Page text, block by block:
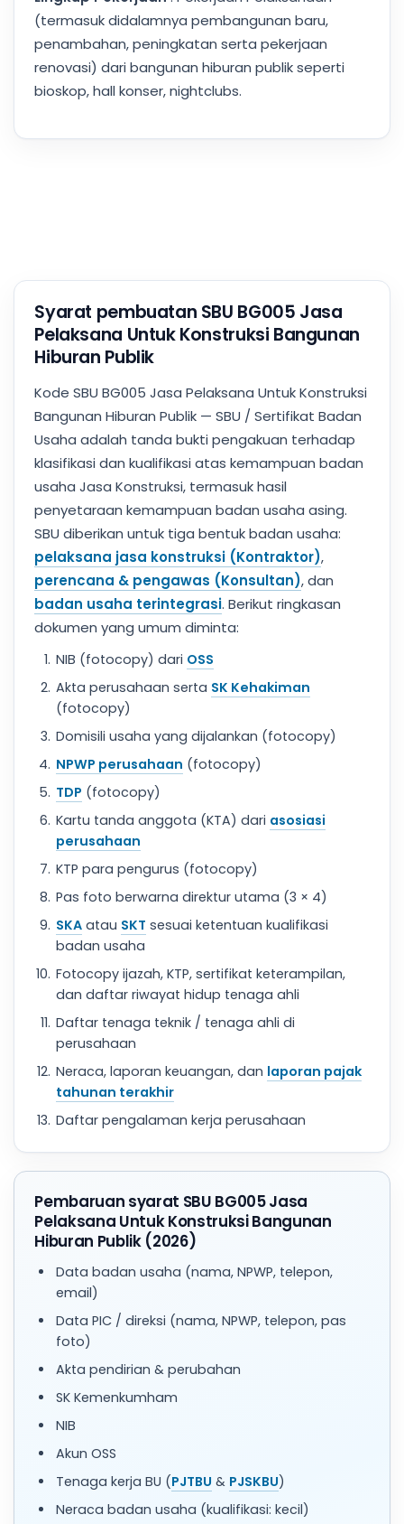
(termasuk didalamnya pembangunan baru,
penambahan, peningkatan serta pekerjaan
renovasi) dari bangunan hiburan publik seperti
bioskop, hall konser, nightclubs.
Syarat pembuatan SBU BG005 Jasa
Pelaksana Untuk Konstruksi Bangunan
Hiburan Publik
Kode SBU BG005 Jasa Pelaksana Untuk Konstruksi
Bangunan Hiburan Publik — SBU / Sertifikat Badan
Usaha adalah tanda bukti pengakuan terhadap
klasifikasi dan kualifikasi atas kemampuan badan
usaha Jasa Konstruksi, termasuk hasil
penyetaraan kemampuan badan usaha asing.
SBU diberikan untuk tiga bentuk badan usaha:
pelaksana jasa konstruksi (Kontraktor),
perencana & pengawas (Konsultan), dan
badan usaha terintegrasi. Berikut ringkasan
dokumen yang umum diminta:
NIB (fotocopy) dari OSS
Akta perusahaan serta SK Kehakiman
(fotocopy)
Domisili usaha yang dijalankan (fotocopy)
NPWP perusahaan (fotocopy)
TDP (fotocopy)
Kartu tanda anggota (KTA) dari asosiasi
perusahaan
KTP para pengurus (fotocopy)
Pas foto berwarna direktur utama (3 × 4)
SKA atau SKT sesuai ketentuan kualifikasi
badan usaha
Fotocopy ijazah, KTP, sertifikat keterampilan,
dan daftar riwayat hidup tenaga ahli
Daftar tenaga teknik / tenaga ahli di
perusahaan
Neraca, laporan keuangan, dan laporan pajak
tahunan terakhir
Daftar pengalaman kerja perusahaan
Pembaruan syarat SBU BG005 Jasa
Pelaksana Untuk Konstruksi Bangunan
Hiburan Publik (2026)
Data badan usaha (nama, NPWP, telepon,
email)
Data PIC / direksi (nama, NPWP, telepon, pas
foto)
Akta pendirian & perubahan
SK Kemenkumham
NIB
Akun OSS
Tenaga kerja BU (PJTBU & PJSKBU)
Neraca badan usaha (kualifikasi: kecil)